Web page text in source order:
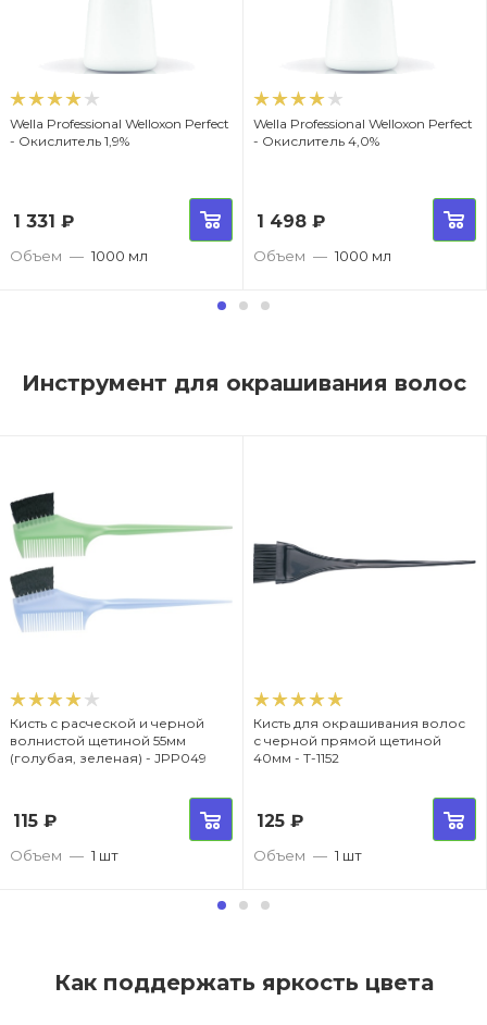
Wella Professional Welloxon Perfect
- Окислитель 1,9%
1 331 ₽
Объем — 1000 мл
Wella Professional Welloxon Perfect
- Окислитель 4,0%
1 498₽
Объем — 1000 мл
Инструмент для окрашивания волос
Кисть с расческой и черной
волнистой щетиной 55мм
(голубая, зеленая) - JPP049
115 ₽
Объем — 1 шт
Кисть для окрашивания волос
с черной прямой щетиной
40мм - T-1152
125₽
Объем — 1 шт
Как поддержать яркость цвета